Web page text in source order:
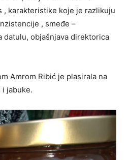
, karakteristike koje je razlikuju
, smeđe –
datulu, objašnjava direktorica
Amrom Ribić je plasirala na
jabuke.